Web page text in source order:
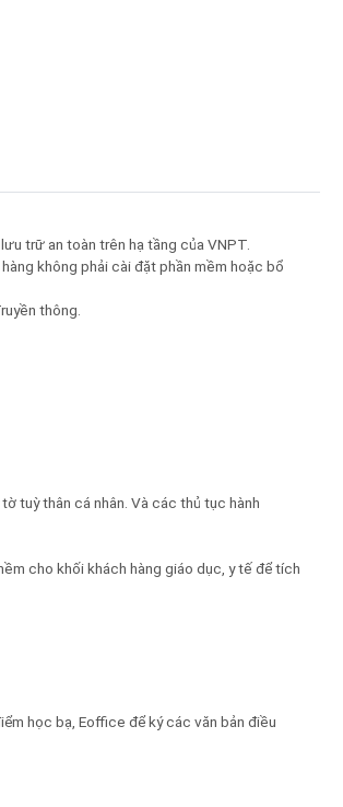
trữ an toàn trên hạ tầng của VNPT.
không phải cài đặt phần mềm hoặc bổ
thông.
tuỳ thân cá nhân. Và các thủ tục hành
cho khối khách hàng giáo dục, y tế để tích
học bạ, Eoffice để ký các văn bản điều